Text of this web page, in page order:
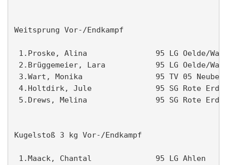
Weitsprung Vor-/Endkampf
1.Proske, Alina               95 LG
2.Brüggemeier, Lara           95 LG
3.Wart, Monika                95 TV 05
4.Holtdirk, Jule              95 SG Rote
5.Drews, Melina               95 SG
Kugelstoß 3 kg Vor-/Endkampf
1.Maack, Chantal              95 LG